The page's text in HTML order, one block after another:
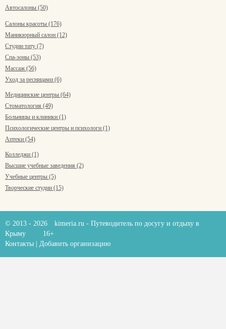
Автосалоны (50)
Салоны красоты (176)
Маникюрный салон (12)
Студии тату (7)
Спа-зоны (53)
Массаж (56)
Уход за ресницами (6)
Медицинские центры (64)
Стоматология (49)
Больницы и клиники (1)
Психологические центры и психологи (1)
Аптеки (54)
Колледжи (1)
Высшие учебные заведения (2)
Учебные центры (5)
Творческие студии (15)
© 2013 - 2026 kimeria.ru - Путеводитель по досугу и отдыху в
Крыму
16+
Контакты
Добавить организацию